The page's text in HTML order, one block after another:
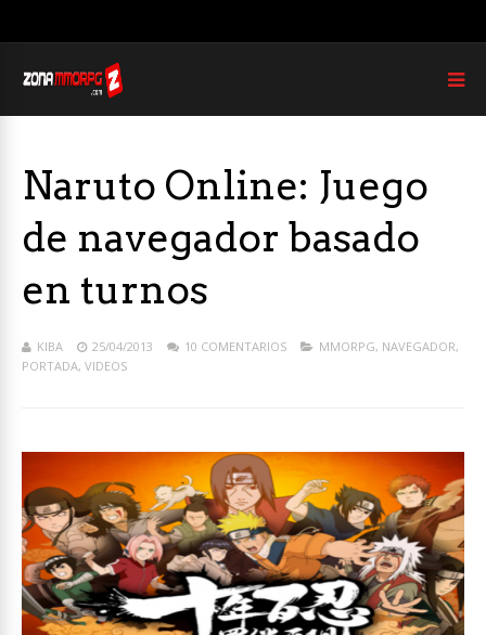
Naruto Online: Juego
de navegador basado
en turnos
KIBA 25/04/2013 10 COMENTARIOS MMORPG, NAVEGADOR,
PORTADA, VIDEOS